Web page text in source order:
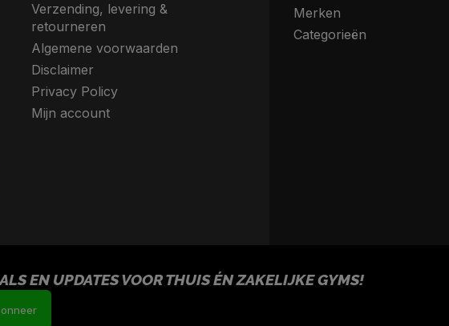
Verzending, levering &
retourneren
Algemene voorwaarden
Disclaimer
Privacy Policy
Mijn account
Merken
Categorieën
EN UPDATES VOOR THUIS ÉN ZAKELIJKE GYMS!